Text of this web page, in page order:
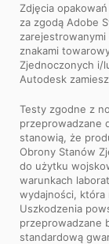
Zdjęcia
za zgodą Adobe
znakami
Zjednoczonych i/
Autodesk
Testy zgodne z
przeprowadzane
stanowią, że
Obrony Stanów
do użytku
warunkach
wydajności, która
Uszkodzenia
przeprowadzane
standardową